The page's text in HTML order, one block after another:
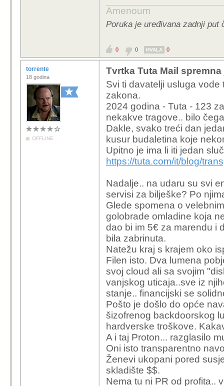
Amenoum
Poruka je uređivana zadnji put
0 0 HVALA 0
torrente
18 godina
OFFLINE
Tvrtka Tuta Mail
Svi ti davatelji usluga
zakona.
2024 godina - Tuta - 123
nekakve tragove.. bilo
Dakle, svako treći dan
kusur budaletina koje
Upitno je ima li iti jedan
https://tuta.com/it/blog/
Nadalje.. na udaru su svi
servisi za bilješke? Po
Glede spomena o
golobrade omladine koja
dao bi im 5€ za marendu i
bila zabrinuta.
Natežu kraj s krajem oko
Filen isto. Dva lumena
svoj cloud ali sa svojim
vanjskog uticaja..sve iz
stanje.. financijski se
Pošto je došlo do opće
šizofrenog backdoorskog
hardverske troškove.
A i taj Proton... razglasilo
Oni isto transparentno
Ženevi ukopani pored
skladište $$.
Nema tu ni PR od profita..